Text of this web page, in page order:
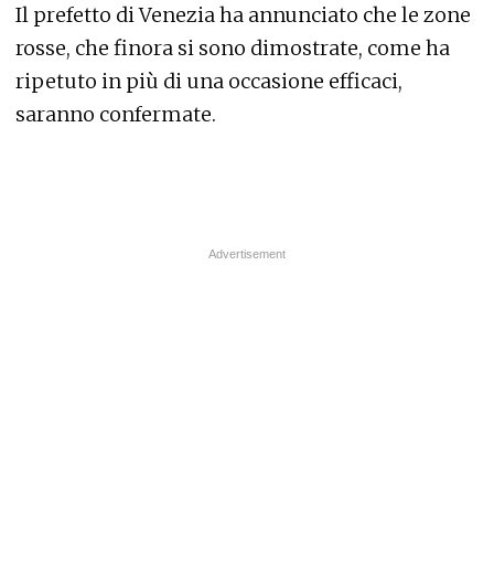
Il prefetto di Venezia ha annunciato che le zone
rosse, che finora si sono dimostrate, come ha
ripetuto in più di una occasione efficaci,
saranno confermate.